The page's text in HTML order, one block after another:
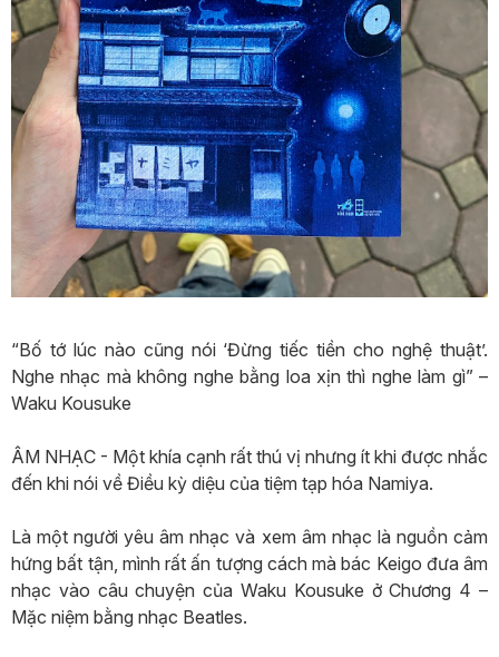
“Bố tớ lúc nào cũng nói ‘Đừng tiếc tiền cho nghệ thuật’.
Nghe nhạc mà không nghe bằng loa xịn thì nghe làm gì” –
Waku Kousuke
ÂM NHẠC - Một khía cạnh rất thú vị nhưng ít khi được nhắc
đến khi nói về Điều kỳ diệu của tiệm tạp hóa Namiya.
Là một người yêu âm nhạc và xem âm nhạc là nguồn cảm
hứng bất tận, mình rất ấn tượng cách mà bác Keigo đưa âm
nhạc vào câu chuyện của Waku Kousuke ở Chương 4 –
Mặc niệm bằng nhạc Beatles.